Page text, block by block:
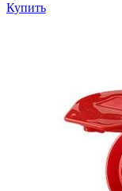
Купить